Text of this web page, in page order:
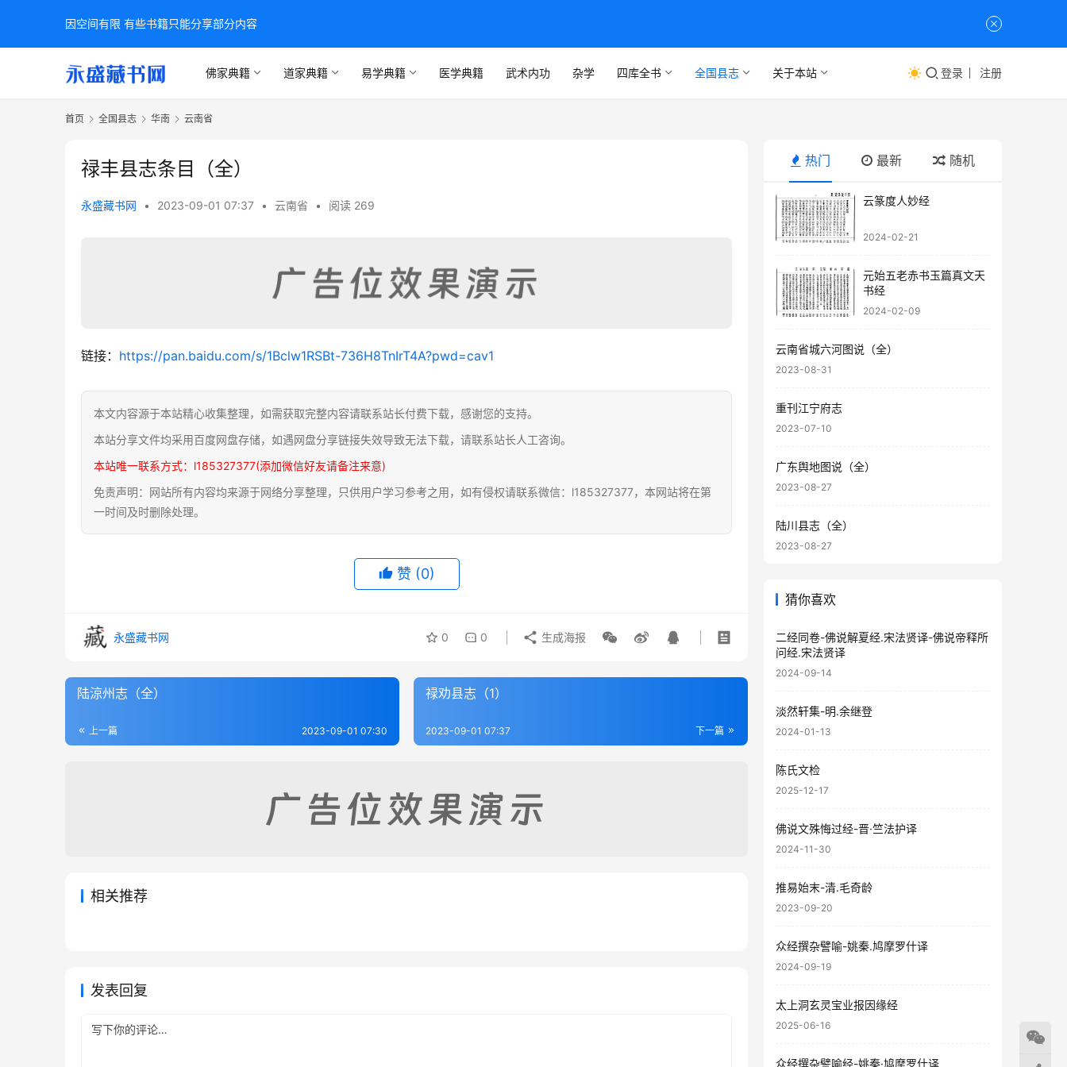
佛家典籍 道家典籍 易学典籍 医学典籍 武术内功 杂学 四库全书 全国县志 关于本站 登录 注册
首页 全国县志 华南 云南省
禄丰县志条目（全）
永盛藏书网 • 2023-09-01 07:37 • 云南省 • 阅读 269
链接： https://pan.baidu.com/s/1Bclw1RSBt-736H8TnIrT4A?pwd=cav1
本文内容源于本站精心收集整理，如需获取完整内容请联系站长付费下载，感谢您的支持。
本站分享文件均采用百度网盘存储，如遇网盘分享链接失效导致无法下载，请联系站长人工咨询。
本站唯一联系方式：l185327377(添加微信好友请备注来意)
免责声明：网站所有内容均来源于网络分享整理，只供用户学习参考之用，如有侵权请联系微信：l185327377，本网站将在第
一时间及时删除处理。
赞 (0)
永盛藏书网 0 0 生成海报
陆涼州志（全）
上一篇 2023-09-01 07:30
禄劝县志（1）
下一篇
2023-09-01 07:37
相关推荐
发表回复
热门 最新 随机
云篆度人妙经
2024-02-21
元始五老赤书玉篇真文天
书经
2024-02-09
云南省城六河图说（全）
2023-08-31
重刊江宁府志
2023-07-10
广东舆地图说（全）
2023-08-27
陆川县志（全）
2023-08-27
猜你喜欢
二经同卷-佛说解夏经.宋法贤译-佛说帝释所
问经.宋法贤译
2024-09-14
淡然轩集-明.余继登
2024-01-13
陈氏文检
2025-12-17
佛说文殊悔过经-晋·竺法护译
2024-11-30
推易始末-清.毛奇龄
2023-09-20
众经撰杂譬喻-姚秦.鸠摩罗什译
2024-09-19
太上洞玄灵宝业报因缘经
2025-06-16
众经撰杂譬喻经-姚秦·鸠摩罗什译
因空间有限 有些书籍只能分享部分内容